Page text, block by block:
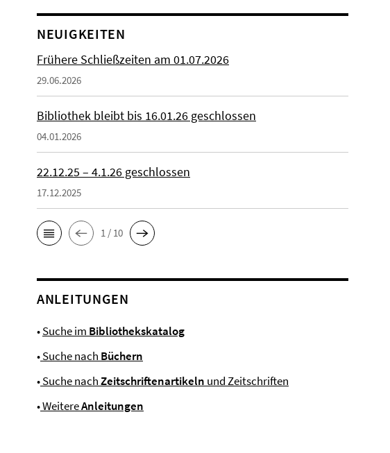
NEUIGKEITEN
Frühere Schließzeiten am 01.07.2026
29.06.2026
Bibliothek bleibt bis 16.01.26 geschlossen
04.01.2026
22.12.25 – 4.1.26 geschlossen
17.12.2025
1 / 10
ANLEITUNGEN
•Suche im Bibliothekskatalog
•Suche nach Büchern
•Suche nachZeitschriftenartikeln und Zeitschriften
•WeitereAnleitungen